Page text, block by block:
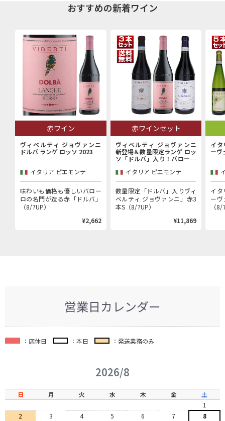
おすすめの新着ワイン
赤ワイン
ヴィベルティ ジョヴァンニ
ドルバ ランゲ ロッソ 2023
イタリア ピエモンテ
味わいも価格も優しいバロー
ロの名門が造る赤「ドルバ」
（8/7UP）
¥2,662
赤ワインセット
ヴィベルティ ジョヴァンニ
新登場＆数量限定ランゲ ロッ
ソ「ドルバ」入り！バローロ
産者「ヴィベルティ ジョヴァ
ンニ」赤3本セット
イタリア ピエモンテ
数量限定「ドルバ」入りヴィ
ベルティ ジョヴァンニ」赤3
本S（8/7UP）
¥11,869
イタ
ーヴ
イタ
ー
（
営業日カレンダー
：店休日 ：本日 ：発送業務のみ
2026/8
日 月 火 水 木 金
土
1
2
3 4 5 6 7
8